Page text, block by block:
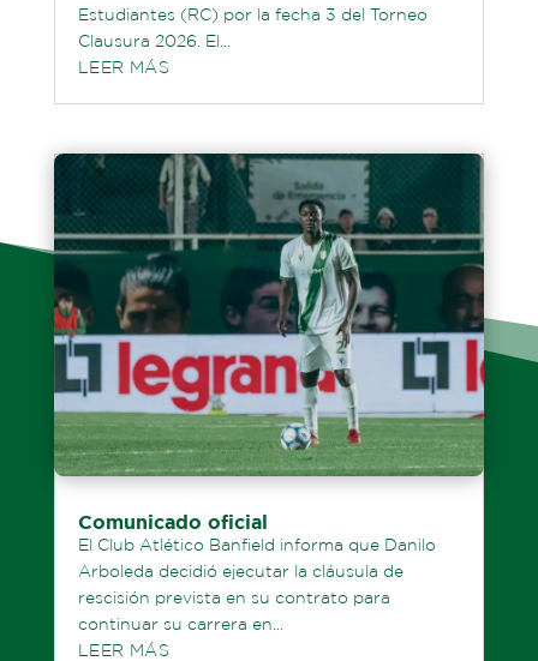
Estudiantes (RC) por la fecha 3 del Torneo
Clausura 2026. El...
LEER MÁS
Comunicado oficial
El Club Atlético Banfield informa que Danilo
Arboleda decidió ejecutar la cláusula de
rescisión prevista en su contrato para
continuar su carrera en...
LEER MÁS